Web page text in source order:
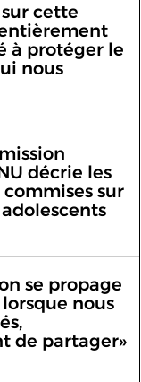
cette
à protéger le
nous
décrie les
sur
se propage
nous
de partager»